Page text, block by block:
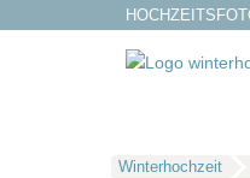
Winterhochzeit